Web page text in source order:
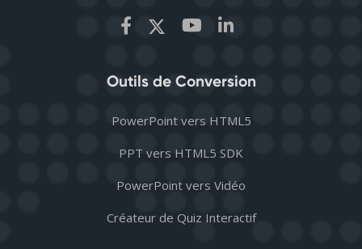
Outils de Conversion
PowerPoint vers HTML5
PPT vers HTML5 SDK
PowerPoint vers Vidéo
Créateur de Quiz Interactif